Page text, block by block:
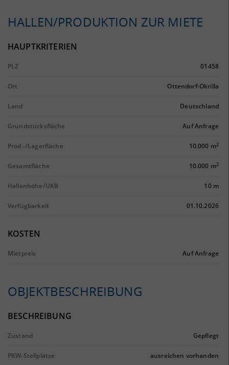
HALLEN/PRODUKTION ZUR MIETE
HAUPTKRITERIEN
PLZ 01458
Ort Ottendorf-Okrilla
Land Deutschland
Grundstücksfläche Auf Anfrage
Prod.-/Lagerfläche 10.000 m2
Gesamtfläche 10.000 m2
Hallenhöhe/UKB 10 m
Verfügbarkeit 01.10.2026
KOSTEN
Mietpreis Auf Anfrage
OBJEKTBESCHREIBUNG
BESCHREIBUNG
Zustand Gepflegt
PKW-Stellplätze ausreichen vorhanden